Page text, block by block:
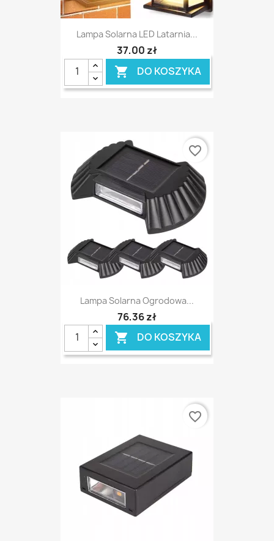
Lampa Solarna LED Latarnia...
37,00 zł
 DO KOSZYKA
Lampa Solarna Ogrodowa...
76,36 zł
 DO KOSZYKA
favorite_border
favorite_border